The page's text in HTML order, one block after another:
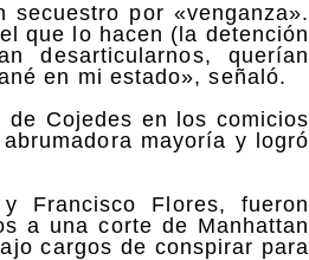
por «venganza».
que lo hacen (la detención
desarticularnos, querían
en mi estado», señaló.
Cojedes en los comicios
mayoría y logró
Francisco Flores, fueron
a una corte de Manhattan
cargos de conspirar para